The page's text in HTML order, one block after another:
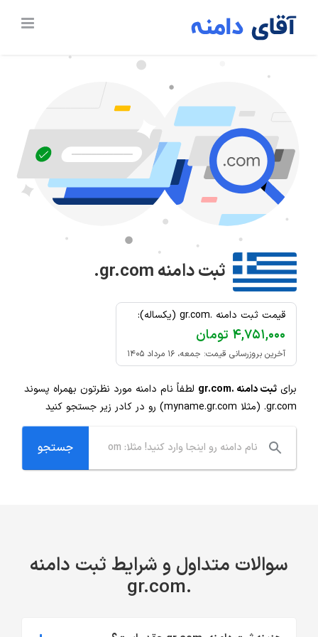
ثبت دامنه.gr.com
قیمت ثبت دامنه .gr.com (یکساله):
۴,۷۵۱,۰۰۰ تومان
آخرین بروزرسانی قیمت: جمعه، ۱۶ مرداد ۱۴۰۵
برای ثبت دامنه .gr.com
لطفاً نام دامنه مورد نظرتون بهمراه پسوند
.gr.com (مثلا myname.gr.com) رو در کادر زیر جستجو کنید
سوالات متداول و شرایط ثبت دامنه
.gr.com